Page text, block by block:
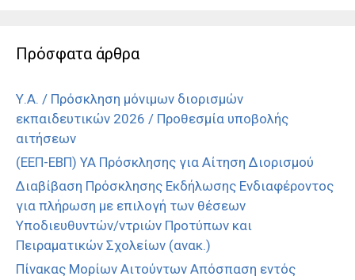
Πρόσφατα άρθρα
Υ.Α. / Πρόσκληση μόνιμων διορισμών
εκπαιδευτικών 2026 / Προθεσμία υποβολής
αιτήσεων
(ΕΕΠ-ΕΒΠ) ΥΑ Πρόσκλησης για Αίτηση Διορισμού
Διαβίβαση Πρόσκλησης Εκδήλωσης Ενδιαφέροντος
για πλήρωση με επιλογή των θέσεων
Υποδιευθυντών/ντριών Προτύπων και
Πειραματικών Σχολείων (ανακ.)
Πίνακας Μορίων Αιτούντων Απόσπαση εντός